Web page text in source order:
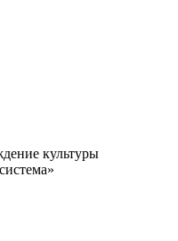
культуры